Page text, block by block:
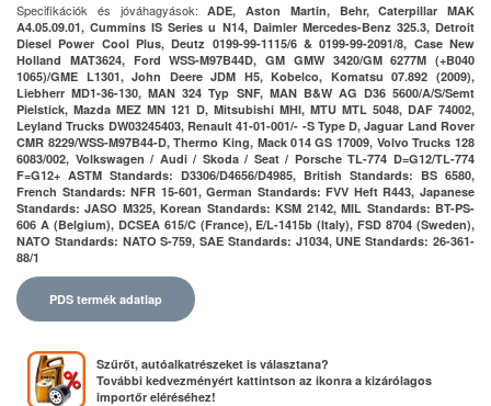
Specifikációk és jóváhagyások:ADE, Aston Martin, Behr, Caterpillar MAK
A4.05.09.01, Cummins IS Series u N14, Daimler Mercedes-Benz 325.3, Detroit
Diesel Power Cool Plus, Deutz 0199-99-1115/6 & 0199-99-2091/8, Case New
Holland MAT3624, Ford WSS-M97B44D, GM GMW 3420/GM 6277M (+B040
1065)/GME L1301, John Deere JDM H5, Kobelco, Komatsu 07.892 (2009),
Liebherr MD1-36-130, MAN 324 Typ SNF, MAN B&W AG D36 5600/A/S/Semt
Pielstick, Mazda MEZ MN 121 D, Mitsubishi MHI, MTU MTL 5048, DAF 74002,
Leyland Trucks DW03245403, Renault 41-01-001/- -S Type D, Jaguar Land Rover
CMR 8229/WSS-M97B44-D, Thermo King, Mack 014 GS 17009, Volvo Trucks 128
6083/002, Volkswagen / Audi / Skoda / Seat / Porsche TL-774 D=G12/TL-774
F=G12+ ASTM Standards: D3306/D4656/D4985, British Standards: BS 6580,
French Standards: NFR 15-601, German Standards: FVV Heft R443, Japanese
Standards: JASO M325, Korean Standards: KSM 2142, MIL Standards: BT-PS-
606 A (Belgium), DCSEA 615/C (France), E/L-1415b (Italy), FSD 8704 (Sweden),
NATO Standards: NATO S-759, SAE Standards: J1034, UNE Standards: 26-361-
88/1
PDS termék adatlap
Szűrőt, autóalkatrészeket is választana?
További kedvezményért kattintson az ikonra a kizárólagos
importőr eléréséhez!